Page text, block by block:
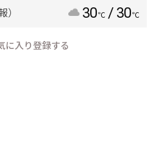
） 30℃ / 30℃
に入り登録する